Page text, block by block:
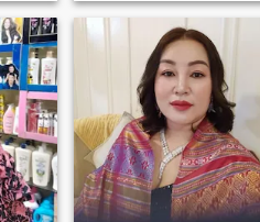
en
Ik
een
en
time I have to go to market
salon to make my free